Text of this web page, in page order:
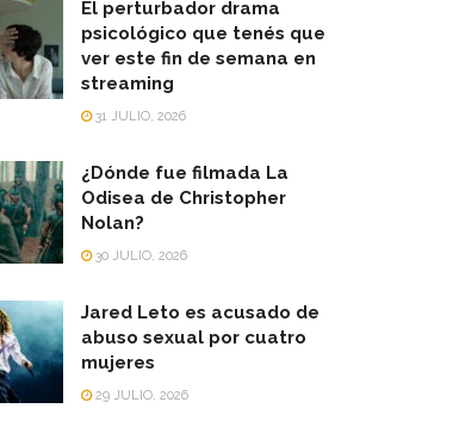
El perturbador drama
psicológico que tenés que
ver este fin de semana en
streaming
31 JULIO, 2026
¿Dónde fue filmada La
Odisea de Christopher
Nolan?
30 JULIO, 2026
Jared Leto es acusado de
abuso sexual por cuatro
mujeres
29 JULIO, 2026